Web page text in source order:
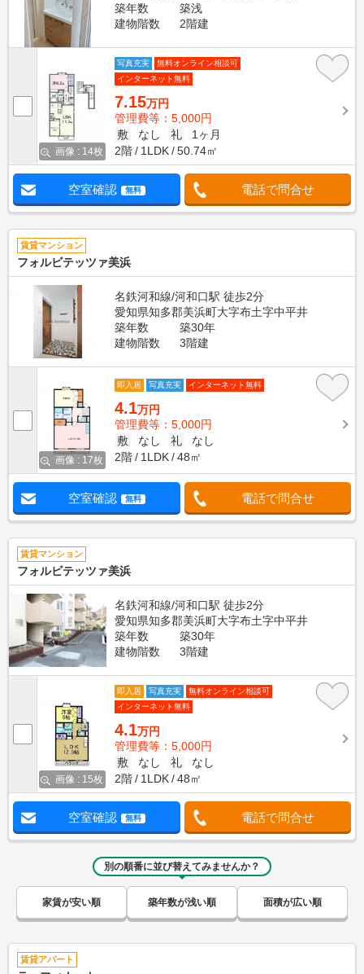
築年数
築浅
建物階数
2階建
画像 : 14枚
写真充実
無料オンライン相談可
インターネット無料
7.15万円
管理費等：5,000円
敷
なし 礼
1ヶ月
2階
1LDK 50.74㎡
空室確認 無料 電話で問合せ
賃貸マンション
フォルビテッツァ美浜
名鉄河和線/河和口駅 徒歩2分
愛知県知多郡美浜町大字布土字中平井
築年数
築30年
建物階数
3階建
画像 : 17枚
即入居 写真充実 インターネット無料
4.1万円
管理費等：5,000円
敷
なし 礼
なし
2階
1LDK 48㎡
空室確認 無料 電話で問合せ
賃貸マンション
フォルビテッツァ美浜
名鉄河和線/河和口駅 徒歩2分
愛知県知多郡美浜町大字布土字中平井
築年数
築30年
建物階数
3階建
画像 : 15枚
即入居 写真充実
無料オンライン相談可
インターネット無料
4.1万円
管理費等：5,000円
敷
なし 礼
なし
2階
1LDK 48㎡
空室確認 無料 電話で問合せ
別の順番に並び替えてみませんか？
家賃が安い順 築年数が浅い順 面積が広い順
賃貸アパート